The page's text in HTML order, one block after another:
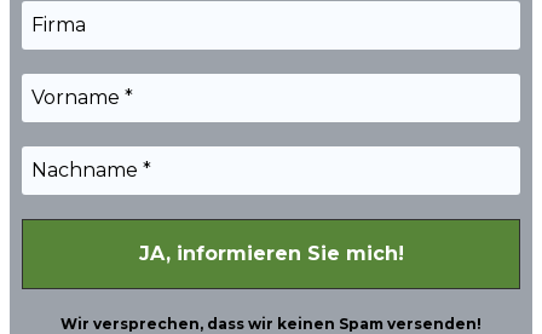
Wir versprechen, dass wir keinen Spam versenden!